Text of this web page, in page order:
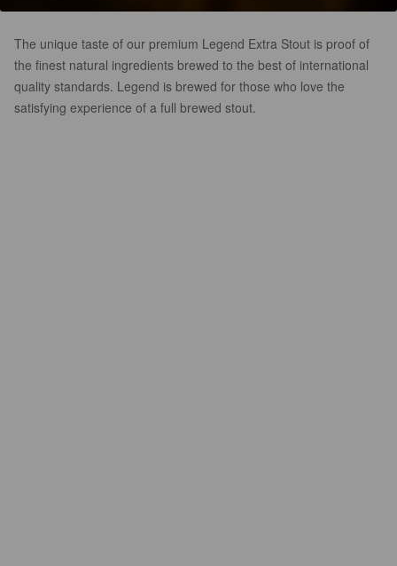
The unique taste of our premium Legend Extra Stout is proof of
the finest natural ingredients brewed to the best of international
quality standards. Legend is brewed for those who love the
satisfying experience of a full brewed stout.